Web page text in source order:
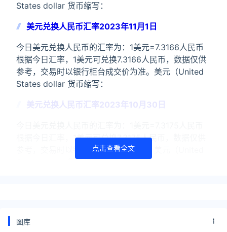
States dollar 货币缩写：
美元兑换人民币汇率2023年11月1日
今日美元兑换人民币的汇率为：1美元=7.3166人民币
根据今日汇率，1美元可兑换7.3166人民币，数据仅供
参考，交易时以银行柜台成交价为准。美元（United
States dollar 货币缩写：
美元兑换人民币汇率2023年10月30日
根据今日汇率，1美元可兑换7.3175人民币，数据仅供
参考，交易时以银行柜台成交价为准。美元（United
States dollar 货币缩写：
今日金价黄金价格实时在线查询：
点击查看全文
图库